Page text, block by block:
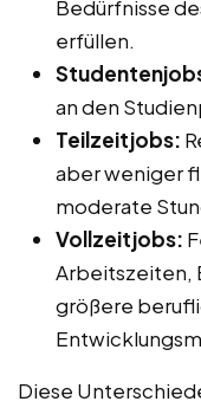
Bedürfnisse
erfüllen.
an den
Teilzeitjobs:
aber weniger
moderate
Vollzeitjobs:
Arbeitszeiten,
größere
Diese